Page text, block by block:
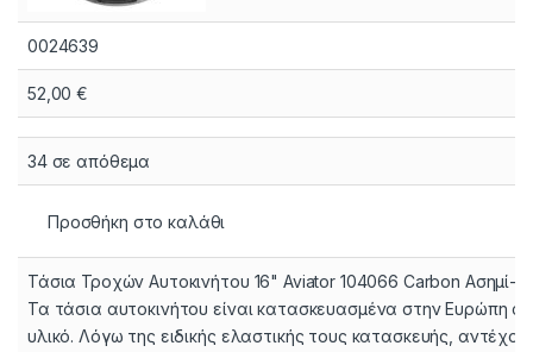
0024639
52,00€
34 σε απόθεμα
Προσθήκη στο καλάθι
Τάσια Τροχών Αυτοκινήτου 16" Aviator 104066 Carbon Ασημί-
Τα τάσια αυτοκινήτου είναι κατασκευασμένα στην Ευρώπη
υλικό. Λόγω της ειδικής ελαστικής τους κατασκευής,